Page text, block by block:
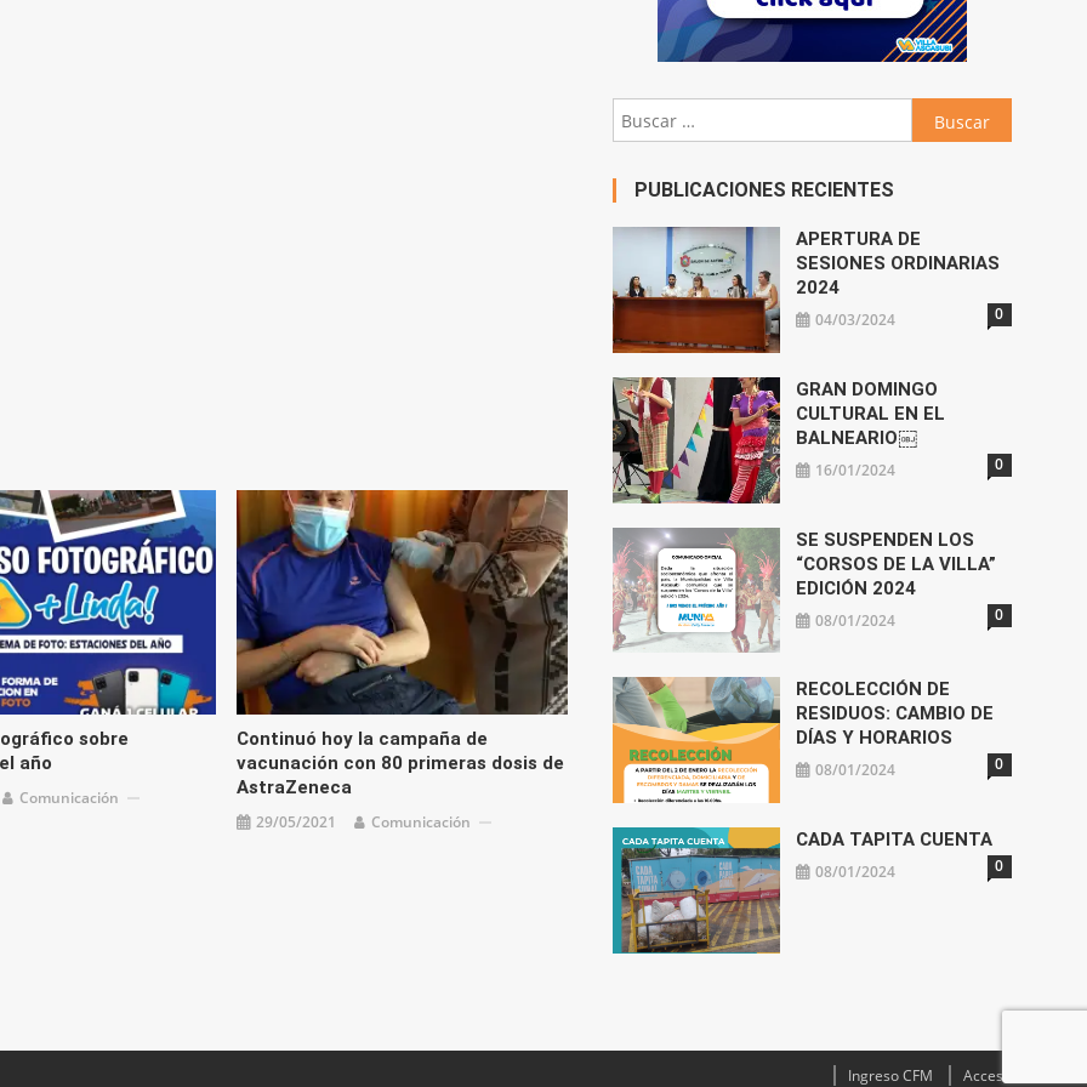
sobre
año
Comunicación
Continuó hoy la campaña de
vacunación con 80 primeras dosis de
AstraZeneca
29/05/2021 Comunicación
Buscar:
PUBLICACIONES RECIENTES
APERTURA DE
SESIONES ORDINARIAS
2024
04/03/2024 0
GRAN DOMINGO
CULTURAL EN EL
BALNEARIO￼
16/01/2024 0
SE SUSPENDEN LOS
“CORSOS DE LA VILLA”
EDICIÓN 2024
08/01/2024 0
RECOLECCIÓN DE
RESIDUOS: CAMBIO DE
DÍAS Y HORARIOS
08/01/2024 0
CADA TAPITA CUENTA
08/01/2024 0
Ingreso CFM Acceso